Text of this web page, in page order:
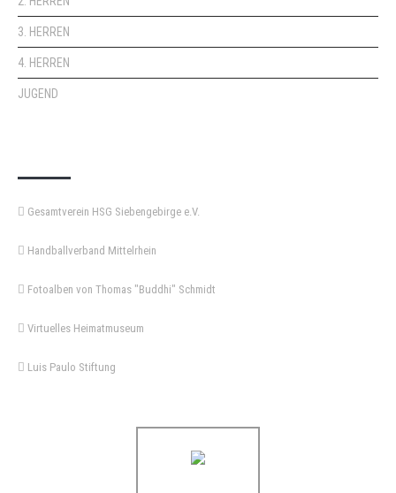
3. HERREN
4. HERREN
JUGEND
Gesamtverein HSG Siebengebirge e.V.
Handballverband Mittelrhein
Fotoalben von Thomas "Buddhi" Schmidt
Virtuelles Heimatmuseum
Luis Paulo Stiftung